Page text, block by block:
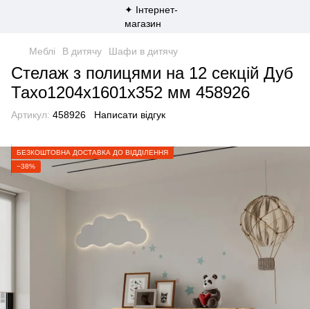
Меблі В дитячу Шафи в дитячу
Стелаж з полицями на 12 секцій Дуб
Тахо1204х1601х352 мм 458926
Артикул: 458926 Написати відгук
БЕЗКОШТОВНА ДОСТАВКА ДО ВІДДІЛЕННЯ
−38%